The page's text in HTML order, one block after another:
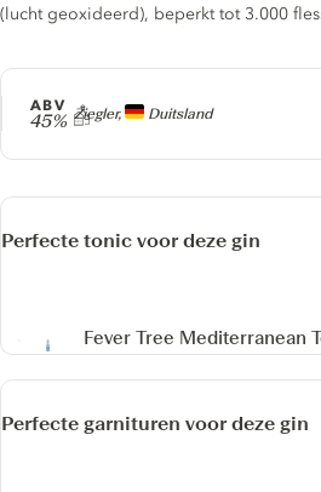
Producer
Ziegler, Duitsland
ABV
45%
(lucht geoxideerd), beperkt tot 3.000
Perfecte tonic voor deze gin
Fever Tree Mediterranean
Perfecte garnituren voor deze gin